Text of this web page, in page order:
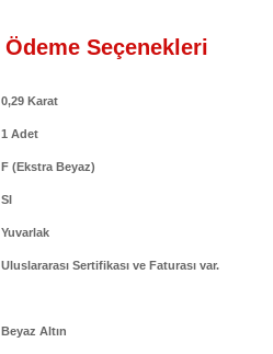
Ödeme Seçenekleri
0,29 Karat
1 Adet
F (Ekstra Beyaz)
SI
Yuvarlak
Uluslararası Sertifikası ve Faturası var.
Beyaz Altın